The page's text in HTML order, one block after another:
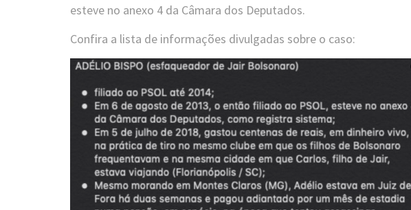
esteve no anexo 4 da Câmara dos Deputados.
Confira a lista de informações divulgadas sobre o caso: